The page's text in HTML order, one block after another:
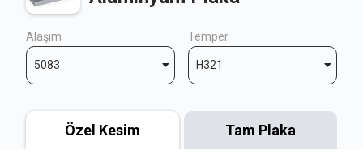
Alaşım
5083
Temper
H321
Özel Kesim Tam Plaka